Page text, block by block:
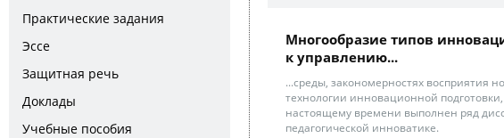
Практические задания
Эссе
Защитная речь
Доклады
Учебные пособия
Многообразие типов
к управлению...
...среды, закономерностях восприятия
технологии инновационной
настоящему времени выполнен ряд
педагогической инноватике.